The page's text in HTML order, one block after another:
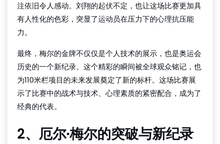
注依旧令人感动。刘翔的起伏不定，也让这场比赛更加具
有人性化的色彩，突显了运动员在压力下的心理抗压能
力。
最终，梅尔的金牌不仅仅是个人技术的展示，也是奥运会
历史的一个新纪录。这个精彩的瞬间被全球观众铭记，也
为110米栏项目的未来发展奠定了新的标杆。这场比赛展
示了比赛中的战术与技术、心理素质的紧密配合，成为了
经典的代表。
2、厄尔·梅尔的突破与新纪录